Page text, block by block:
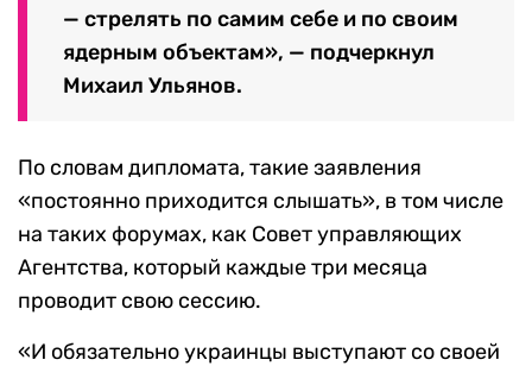
— стрелять по самим себе и по своим
ядерным объектам», — подчеркнул
Михаил Ульянов.
По словам дипломата, такие заявления
«постоянно приходится слышать», в том числе
на таких форумах, как Совет управляющих
Агентства, который каждые три месяца
проводит свою сессию.
«И обязательно украинцы выступают со своей